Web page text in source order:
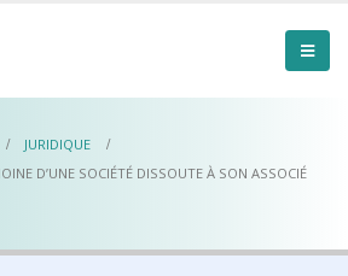
JURIDIQUE
D’UNE SOCIÉTÉ DISSOUTE À SON ASSOCIÉ